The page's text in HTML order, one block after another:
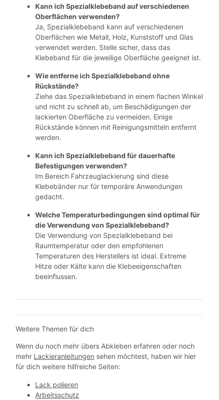
Kann ich Spezialklebeband auf verschiedenen
Oberflächen verwenden?
Ja, Spezialklebeband kann auf verschiedenen
Oberflächen wie Metall, Holz, Kunststoff und Glas
verwendet werden. Stelle sicher, dass das
Klebeband für die jeweilige Oberfläche geeignet ist.
Wie entferne ich Spezialklebeband ohne
Rückstände?
Ziehe das Spezialklebeband in einem flachen Winkel
und nicht zu schnell ab, um Beschädigungen der
lackierten Oberfläche zu vermeiden. Einige
Rückstände können mit Reinigungsmitteln entfernt
werden.
Kann ich Spezialklebeband für dauerhafte
Befestigungen verwenden?
Im Bereich Fahrzeuglackierung sind diese
Klebebänder nur für temporäre Anwendungen
gedacht.
Welche Temperaturbedingungen sind optimal für
die Verwendung von Spezialklebeband?
Die Verwendung von Spezialklebeband bei
Raumtemperatur oder den empfohlenen
Temperaturen des Herstellers ist ideal. Extreme
Hitze oder Kälte kann die Klebeeigenschaften
beeinflussen.
Weitere Themen für dich
Wenn du noch mehr übers Abkleben erfahren oder noch
mehr Lackieranleitungen sehen möchtest, haben wir hier
für dich weitere hilfreiche Seiten:
Lack polieren
Arbeitsschutz